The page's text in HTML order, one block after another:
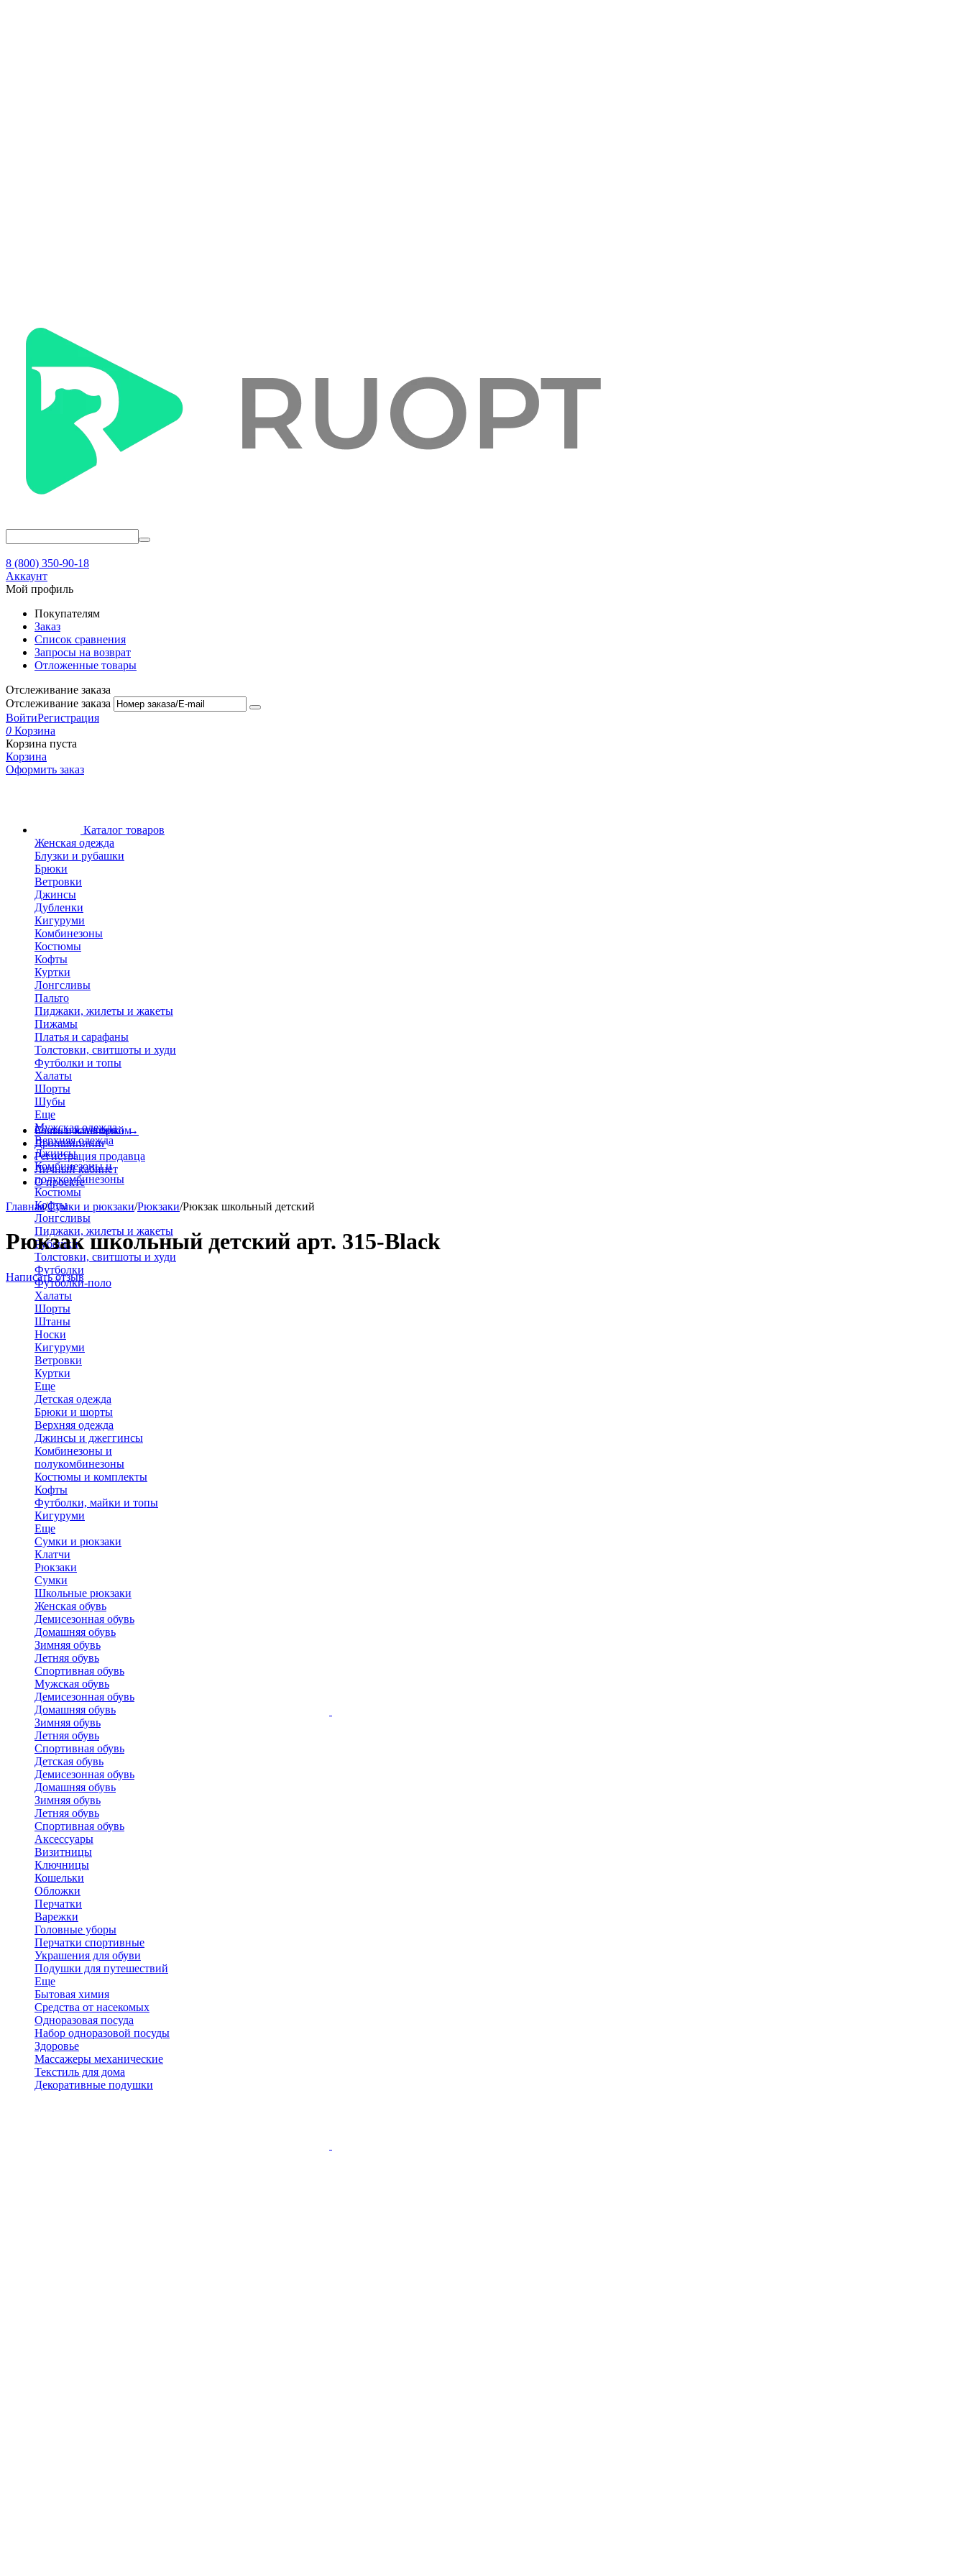
8 (800) 350-90-18
Аккаунт
Мой профиль
Покупателям
Заказ
Список сравнения
Запросы на возврат
Отложенные товары
Отслеживание заказа
Отслеживание заказа
ВойтиРегистрация
0 Корзина
Корзина пуста
Корзина
Оформить заказ
Каталог товаров
Женская одежда
Блузки и рубашки
Брюки
Ветровки
Джинсы
Дубленки
Кигуруми
Комбинезоны
Костюмы
Кофты
Куртки
Лонгсливы
Пальто
Пиджаки, жилеты и жакеты
Пижамы
Платья и сарафаны
Толстовки, свитшоты и худи
Футболки и топы
Халаты
Шорты
Шубы
Еще
Мужская одежда
Верхняя одежда
Джинсы
Комбинезоны и
полукомбинезоны
Костюмы
Кофты
Лонгсливы
Пиджаки, жилеты и жакеты
Рубашки
Толстовки, свитшоты и худи
Футболки
Футболки-поло
Халаты
Шорты
Штаны
Носки
Кигуруми
Ветровки
Куртки
Еще
Детская одежда
Брюки и шорты
Верхняя одежда
Джинсы и джеггинсы
Комбинезоны и
полукомбинезоны
Костюмы и комплекты
Кофты
Футболки, майки и топы
Кигуруми
Еще
Сумки и рюкзаки
Клатчи
Рюкзаки
Сумки
Школьные рюкзаки
Женская обувь
Демисезонная обувь
Домашняя обувь
Зимняя обувь
Летняя обувь
Спортивная обувь
Мужская обувь
Демисезонная обувь
Домашняя обувь
Зимняя обувь
Летняя обувь
Спортивная обувь
Детская обувь
Демисезонная обувь
Домашняя обувь
Зимняя обувь
Летняя обувь
Спортивная обувь
Аксессуары
Визитницы
Ключницы
Кошельки
Обложки
Перчатки
Варежки
Головные уборы
Перчатки спортивные
Украшения для обуви
Подушки для путешествий
Еще
Бытовая химия
Средства от насекомых
Одноразовая посуда
Набор одноразовой посуды
Здоровье
Массажеры механические
Текстиль для дома
Декоративные подушки
Больше категорий→
Стать поставщиком
Дропшиппинг
Регистрация продавца
Личный кабинет
О проекте
Главная/Сумки и рюкзаки/Рюкзаки/Рюкзак школьный детский
Рюкзак школьный детский арт. 315-Black
Написать отзыв